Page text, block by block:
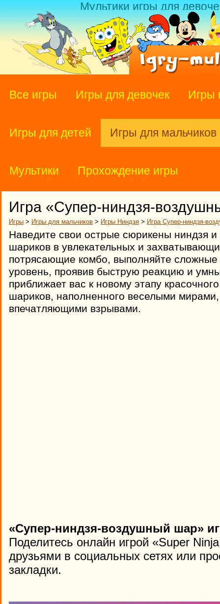
Мультики игры для
Все игры Игры для девочек Игры
Игры для детей Игры для мальчиков
Мультики Прохождение игры
Игра «Супер-ниндзя-
Игры > Игры для мальчиков > Игры Ниндзя > Игра Супер-ниндзя-
Наведите свои острые сюрикены ниндзя
шариков в увлекательных и
потрясающие комбо, выполняйте
уровень, проявив быструю реакцию и
приближает вас к новому этапу
шариков, наполненного веселыми
впечатляющими взрывами.
«Супер-ниндзя-воздушный шар»
Поделитесь онлайн игрой «Super
друзьями в социальных сетях или
закладки.